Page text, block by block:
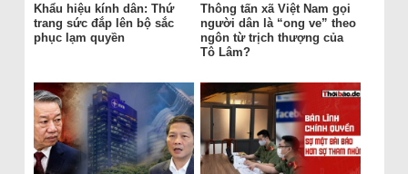
Khẩu hiệu kính dân: Thứ
trang sức đắp lên bộ sắc
phục lạm quyền
Thông tấn xã Việt Nam gọi
người dân là “ong ve” theo
ngôn từ trịch thượng của
Tô Lâm?